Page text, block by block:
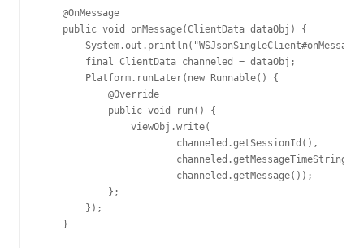
@OnMessage
public void onMessage(ClientData dataObj) {
final ClientData channeled = dataObj;
Platform.runLater(new Runnable() {
@Override
public void run() {
viewObj.write(
channeled.getSessionId(),
channeled.getMessage());
};
});
}